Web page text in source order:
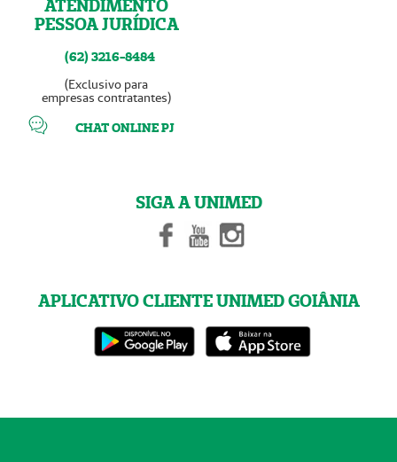
ATENDIMENTO
PESSOA JURÍDICA
(62) 3216-8484
(Exclusivo para
empresas contratantes)
CHAT ONLINE PJ
SIGA A UNIMED
APLICATIVO CLIENTE UNIMED GOIÂNIA